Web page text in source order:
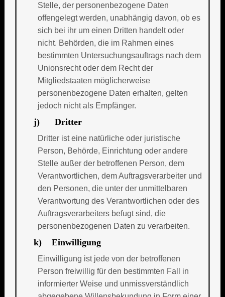
Stelle, der personenbezogene Daten
offengelegt werden, unabhängig davon, ob es
sich bei ihr um einen Dritten handelt oder
nicht. Behörden, die im Rahmen eines
bestimmten Untersuchungsauftrags nach dem
Unionsrecht oder dem Recht der
Mitgliedstaaten möglicherweise
personenbezogene Daten erhalten, gelten
jedoch nicht als Empfänger.
j) Dritter
Dritter ist eine natürliche oder juristische
Person, Behörde, Einrichtung oder andere
Stelle außer der betroffenen Person, dem
Verantwortlichen, dem Auftragsverarbeiter und
den Personen, die unter der unmittelbaren
Verantwortung des Verantwortlichen oder des
Auftragsverarbeiters befugt sind, die
personenbezogenen Daten zu verarbeiten.
k) Einwilligung
Einwilligung ist jede von der betroffenen
Person freiwillig für den bestimmten Fall in
informierter Weise und unmissverständlich